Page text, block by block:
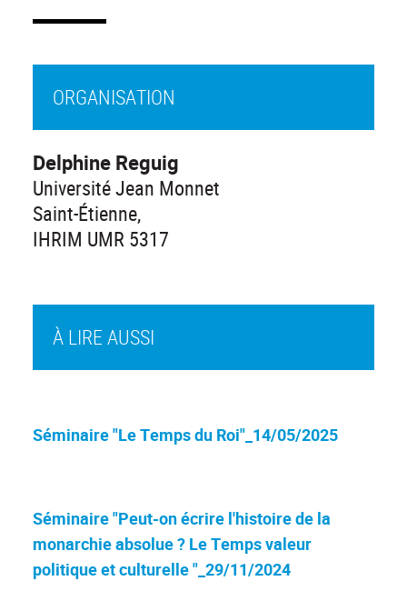
À LIRE AUSSI
Séminaire "Le Temps du Roi"_14/05/2025
Séminaire "Peut-on écrire l'histoire de la
monarchie absolue ? Le Temps valeur
politique et culturelle "_29/11/2024
ORGANISATION
Delphine Reguig
Université Jean Monnet
Saint-Étienne,
IHRIM UMR 5317